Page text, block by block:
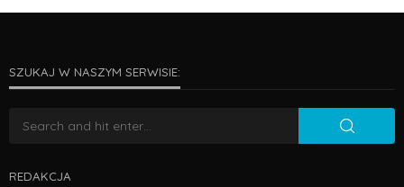
SZUKAJ W NASZYM SERWISIE:
REDAKCJA